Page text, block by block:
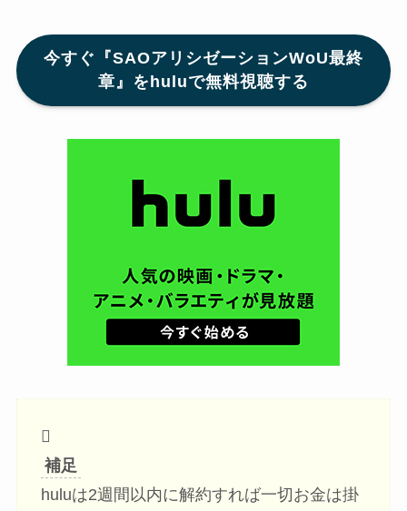
今すぐ『SAOアリシゼーションWoU最終
章』をhuluで無料視聴する
補足
huluは2週間以内に解約すれば一切お金は掛